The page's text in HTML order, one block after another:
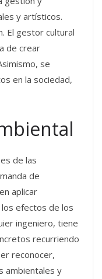
y artísticos.
El gestor cultural
de crear
se
en la sociedad,
de las
de
aplicar
los efectos de los
ingeniero, tiene
recurriendo
reconocer,
ambientales y